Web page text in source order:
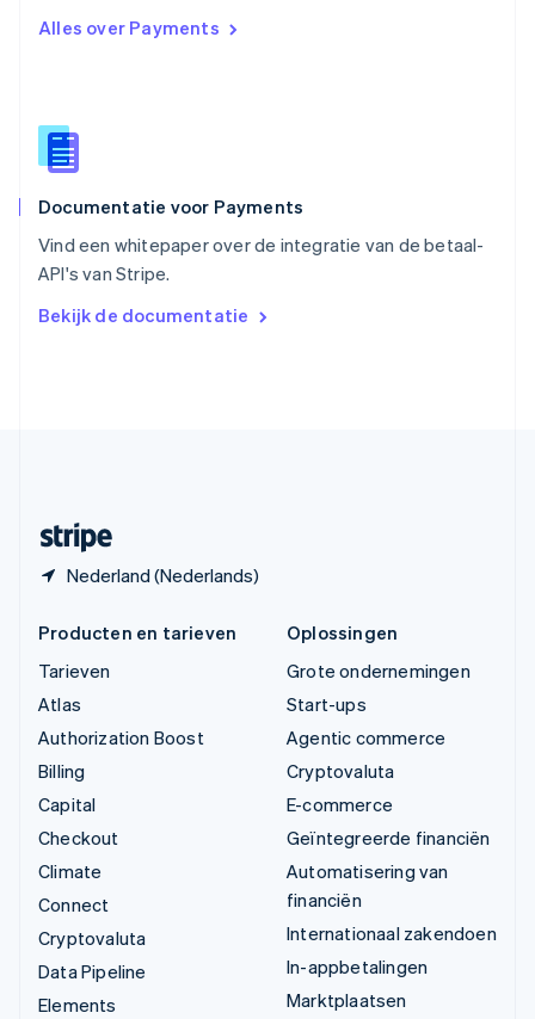
Alles over Payments
Documentatie voor Payments
Vind een whitepaper over de integratie van de betaal-
API's van Stripe.
Bekijk de documentatie
Nederland (Nederlands)
EnglishItaliano
Español
Thailand
Tsjechië
Vasteland van China
简体中文English
English
Producten en tarieven
Tarieven
Atlas
Authorization Boost
Billing
Capital
Checkout
Climate
Connect
Cryptovaluta
Data Pipeline
Elements
Oplossingen
Grote ondernemingen
Start-ups
Agentic commerce
Cryptovaluta
E-commerce
Geïntegreerde financiën
Automatisering van
financiën
Internationaal zakendoen
In-appbetalingen
Marktplaatsen